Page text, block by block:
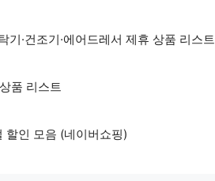
기·건조기·에어드레서 제휴 상품 리스트
품 리스트
할인 모음 (네이버쇼핑)